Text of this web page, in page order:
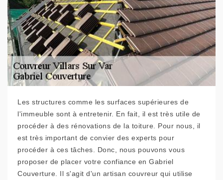
Les structures comme les surfaces supérieures de
l'immeuble sont à entretenir. En fait, il est très utile de
procéder à des rénovations de la toiture. Pour nous, il
est très important de convier des experts pour
procéder à ces tâches. Donc, nous pouvons vous
proposer de placer votre confiance en Gabriel
Couverture. Il s'agit d'un artisan couvreur qui utilise